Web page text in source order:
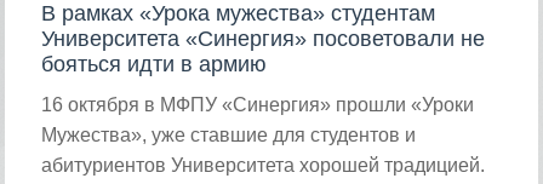
В рамках «Урока мужества» студентам
Университета «Синергия» посоветовали не
бояться идти в армию
16 октября в МФПУ «Синергия» прошли «Уроки
Мужества», уже ставшие для студентов и
абитуриентов Университета хорошей традицией.